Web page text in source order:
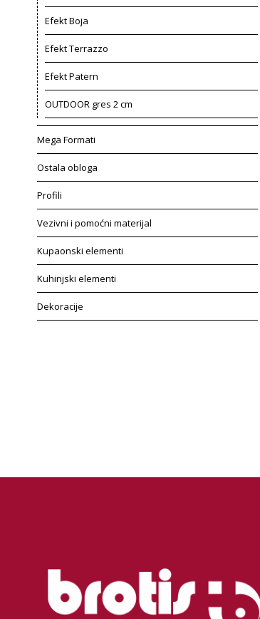
Efekt Boja
Efekt Terrazzo
Efekt Patern
OUTDOOR gres 2 cm
Mega Formati
Ostala obloga
Profili
Vezivni i pomoćni materijal
Kupaonski elementi
Kuhinjski elementi
Dekoracije